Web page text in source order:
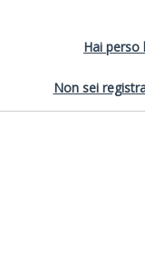
Hai perso
Non sei